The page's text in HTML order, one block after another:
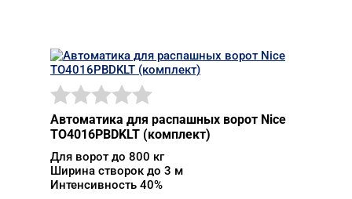
Автоматика для распашных ворот Nice
TO4016PBDKLT (комплект)
Для ворот до 800 кг
Ширина створок до 3 м
Интенсивность 40%